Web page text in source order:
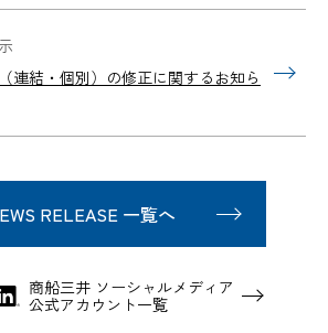
連結・個別）の修正に関するお知ら
RELEASE 一覧へ
商船三井 ソーシャルメディア
公式アカウント一覧